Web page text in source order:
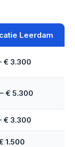
Leerdam
€ 3.300
€ 5.300
€ 3.300
1.500